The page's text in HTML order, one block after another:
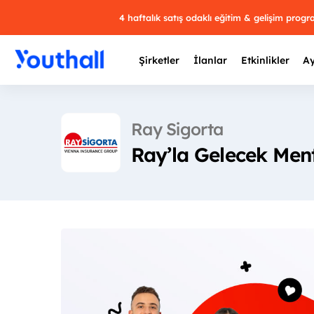
4 haftalık satış odaklı eğitim & gelişim
Şirketler İlanlar Etkinlikler
Ray Sigorta
Ray’la Gelecek